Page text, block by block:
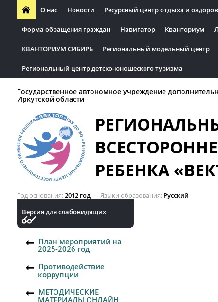
О нас Новости Ресурсный центр отдыха и
Форма обращения граждан Навигатор Кванториум
КВАНТОРИУМ СИБИРЬ Региональный модельный центр
Региональный центр детско-юношеского туризма
Государственное автономное учреждение
Иркутской области
РЕБЕНКА
Год основания 2012 год Языки образования Русский
Версия для слабовидящих
План мероприятий на
2025-2026 год
Противодействие
коррупции
МЕТОДИЧЕСКИЕ
МАТЕРИАЛЫ ОНЛАЙН